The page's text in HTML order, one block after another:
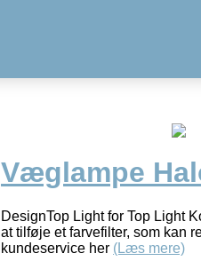
Væglampe
DesignTop Light for Top Light
at tilføje et farvefilter, som kan
kundeservice her (Læs mere)